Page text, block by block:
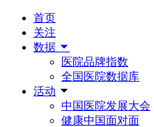
首页
关注
数据
医院品牌指数
全国医院数据库
活动
中国医院发展大会
健康中国面对面